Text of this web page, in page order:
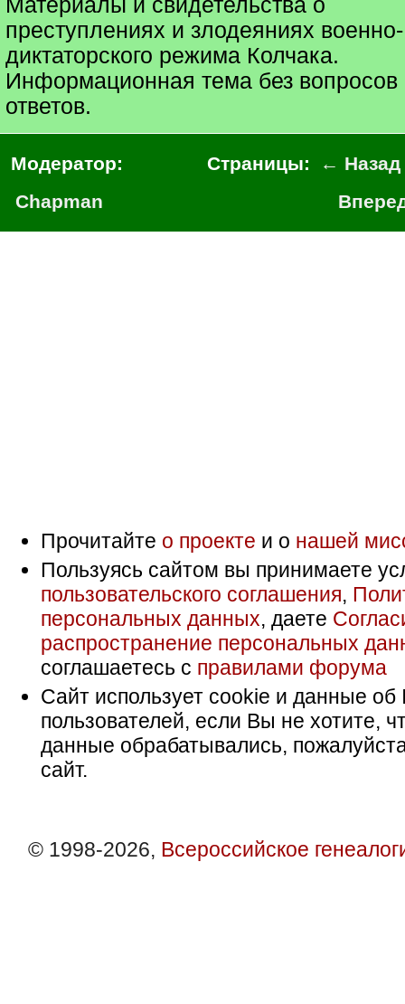
Материалы и свидетельства о
преступлениях и злодеяниях военно-
диктаторского режима Колчака.
Информационная тема без вопросов
ответов.
Модератор:
Chapman
Страницы:
← Назад
Прочитайте о проекте и о нашей
Пользуясь сайтом вы принимаете
пользовательского соглашения,
персональных данных, даете
распространение персональных
соглашаетесь с правилами форума
Сайт использует cookie и данные об
пользователей, если Вы не хотите,
данные обрабатывались,
сайт.
© 1998-2026, Всероссийское